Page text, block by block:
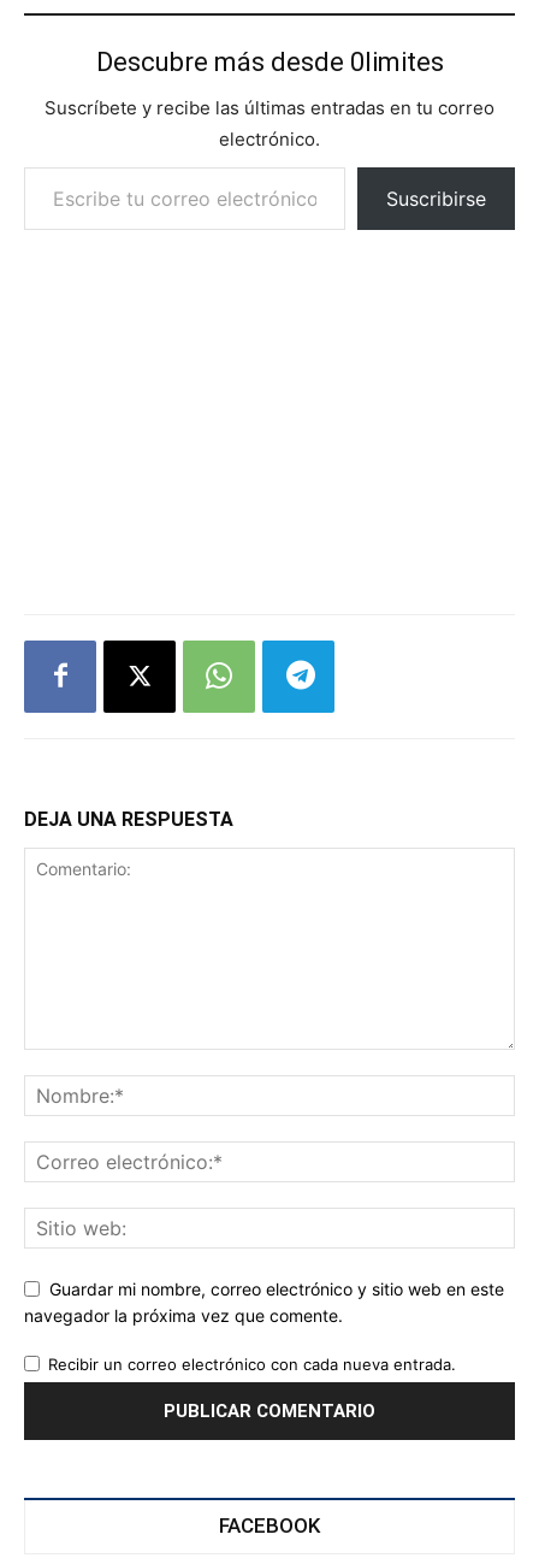
Descubre más desde 0limites
Suscríbete y recibe las últimas entradas en tu correo
electrónico.
Escribe tu correo electrónico…
Suscribirse
DEJA UNA RESPUESTA
Guardar mi nombre, correo electrónico y sitio web en este
navegador la próxima vez que comente.
Recibir un correo electrónico con cada nueva entrada.
FACEBOOK